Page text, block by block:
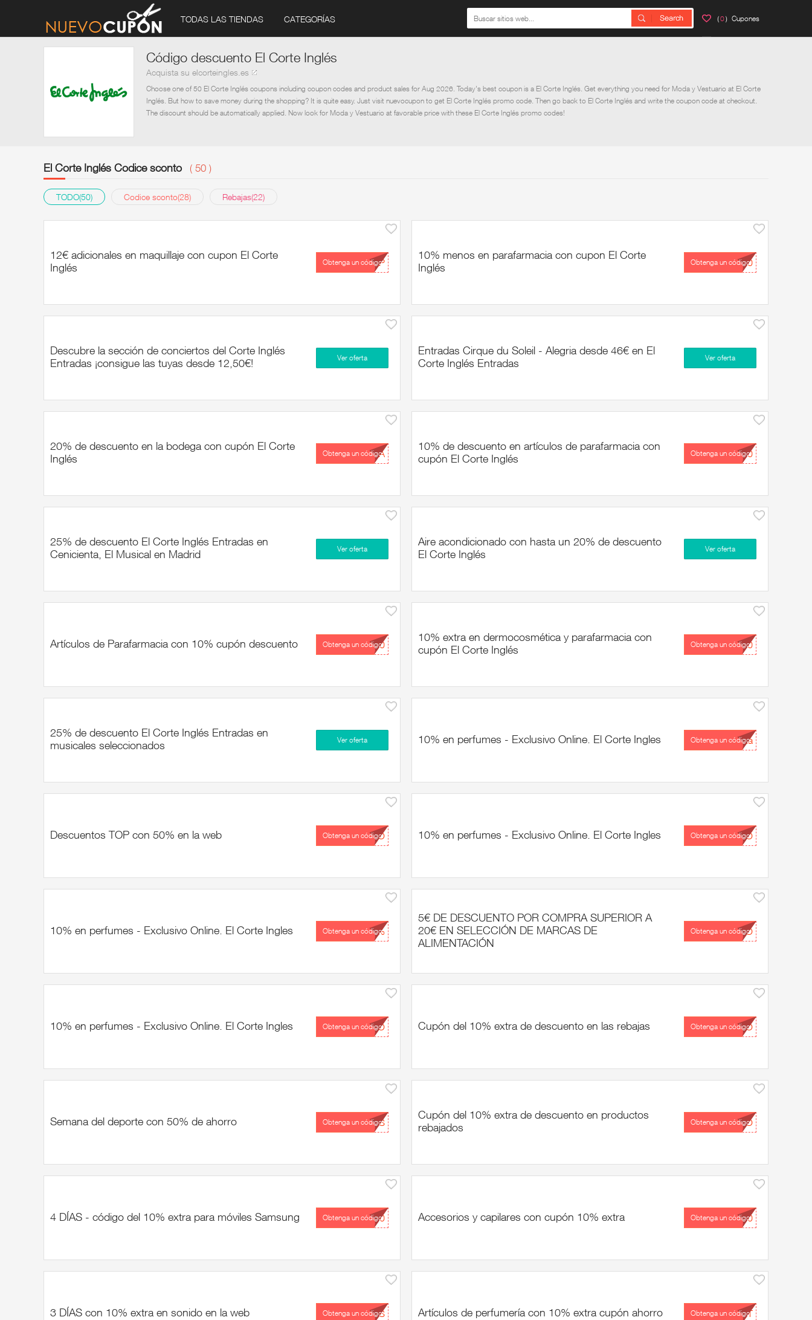
TODAS LAS TIENDAS CATEGORÍAS （0）Cupones
Código descuento El Corte Inglés
Acquista su elcorteingles.es
Choose one of 50 El Corte Inglés coupons including coupon codes and product sales for Aug 2026. Today's best coupon is a El Corte Inglés. Get everything you need for Moda y Vestuario at El Corte
Inglés. But how to save money during the shopping? It is quite easy. Just visit nuevocupon to get El Corte Inglés promo code. Then go back to El Corte Inglés and write the coupon code at checkout.
The discount should be automatically applied. Now look for Moda y Vestuario at favorable price with these El Corte Inglés promo codes!
El Corte Inglés Codice sconto ( 50 )
TODO(50) Codice sconto(28) Rebajas(22)
12€ adicionales en maquillaje con cupon El Corte
Inglés
...UP
Obtenga un código
10% menos en parafarmacia con cupon El Corte
Inglés
...10
Obtenga un código
Descubre la sección de conciertos del Corte Inglés
Entradas ¡consigue las tuyas desde 12,50€!
Ver oferta
Entradas Cirque du Soleil - Alegria desde 46€ en El
Corte Inglés Entradas
Ver oferta
20% de descuento en la bodega con cupón El Corte
Inglés
...GA
Obtenga un código
10% de descuento en artículos de parafarmacia con
cupón El Corte Inglés
...10
Obtenga un código
25% de descuento El Corte Inglés Entradas en
Cenicienta, El Musical en Madrid
Ver oferta
Aire acondicionado con hasta un 20% de descuento
El Corte Inglés
Ver oferta
Artículos de Parafarmacia con 10% cupón descuento ...10
Obtenga un código
10% extra en dermocosmética y parafarmacia con
cupón El Corte Inglés
...10
Obtenga un código
25% de descuento El Corte Inglés Entradas en
musicales seleccionados
Ver oferta 10% en perfumes - Exclusivo Online. El Corte Ingles ...ta
Obtenga un código
Descuentos TOP con 50% en la web ...TO
Obtenga un código 10% en perfumes - Exclusivo Online. El Corte Ingles ...TO
Obtenga un código
10% en perfumes - Exclusivo Online. El Corte Ingles ...0%
Obtenga un código
5€ DE DESCUENTO POR COMPRA SUPERIOR A
20€ EN SELECCIÓN DE MARCAS DE
ALIMENTACIÓN
...TO
Obtenga un código
10% en perfumes - Exclusivo Online. El Corte Ingles ...TO
Obtenga un código Cupón del 10% extra de descuento en las rebajas ...NO
Obtenga un código
Semana del deporte con 50% de ahorro ...IS
Obtenga un código
Cupón del 10% extra de descuento en productos
rebajados
...TO
Obtenga un código
4 DÍAS - código del 10% extra para móviles Samsung ...10
Obtenga un código Accesorios y capilares con cupón 10% extra ...10
Obtenga un código
3 DÍAS con 10% extra en sonido en la web ...OS
Obtenga un código Artículos de perfumería con 10% extra cupón ahorro ...PT
Obtenga un código